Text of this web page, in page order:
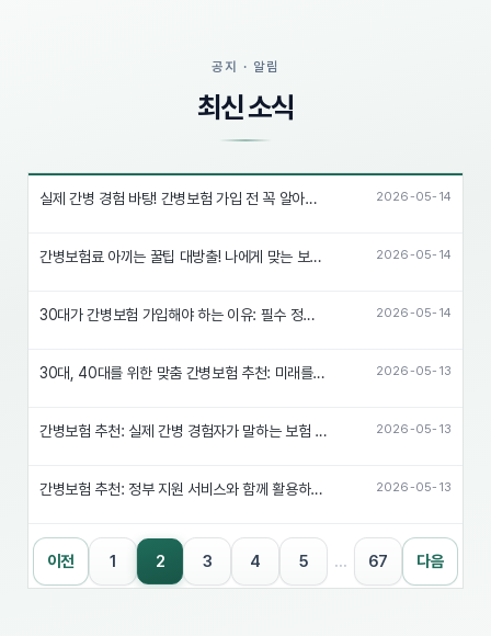
공지 · 알림
최신 소식
2026-05-14
실제 간병 경험 바탕! 간병보험 가입 전 꼭 알아야 할 5가지
2026-05-14
간병보험료 아끼는 꿀팁 대방출! 나에게 맞는 보장 찾는 방법
2026-05-14
30대가 간병보험 가입해야 하는 이유: 필수 정보 5가지
2026-05-13
30대, 40대를 위한 맞춤 간병보험 추천: 미래를 대비하는 현명한 선택
2026-05-13
간병보험 추천: 실제 간병 경험자가 말하는 보험 선택의 중요성
2026-05-13
간병보험 추천: 정부 지원 서비스와 함께 활용하는 똑똑한 방법
이전 1 2 3 4 5 … 67 다음